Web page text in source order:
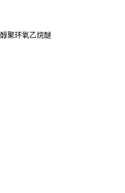
聚环氧乙烷醚